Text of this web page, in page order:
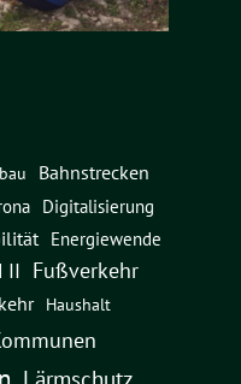
Bahnstrecken
Digitalisierung
Energiewende
II Fußverkehr
Haushalt